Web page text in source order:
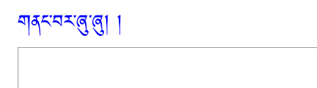
གནང་བར་ཞུ་ཞུ། །